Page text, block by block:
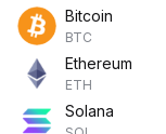
Bitcoin
BTC
Ethereum
ETH
Solana